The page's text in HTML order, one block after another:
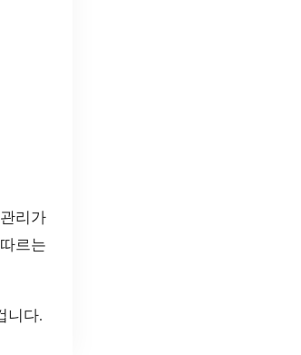
리가
르는
니다.